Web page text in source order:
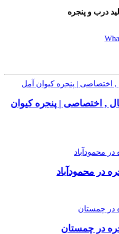
, اختصاصی | پنجره کیوان
در محمودآباد
در چمستان